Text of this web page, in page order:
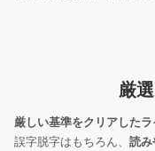
厳
厳しい基準をクリアした
誤字脱字はもちろん、 読み